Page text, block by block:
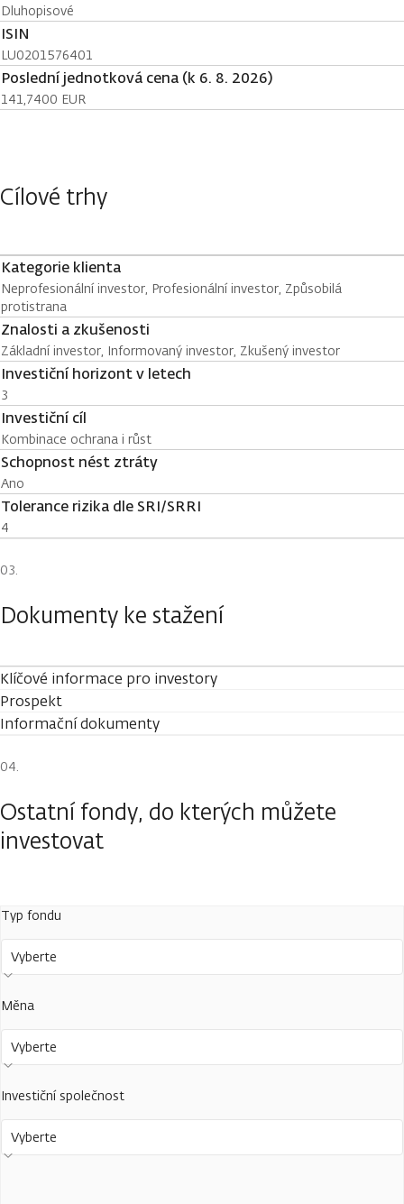
Dluhopisové
ISIN
LU0201576401
Poslední jednotková cena (k 6. 8. 2026)
141,7400 EUR
Cílové trhy
Kategorie klienta
Neprofesionální investor, Profesionální investor, Způsobilá
protistrana
Znalosti a zkušenosti
Základní investor, Informovaný investor, Zkušený investor
Investiční horizont v letech
3
Investiční cíl
Kombinace ochrana i růst
Schopnost nést ztráty
Ano
Tolerance rizika dle SRI/SRRI
4
Dokumenty ke stažení
Klíčové informace pro investory
Prospekt
Informační dokumenty
Ostatní fondy, do kterých můžete
investovat
Typ fondu
Vyberte
Měna
Vyberte
Investiční společnost
Vyberte